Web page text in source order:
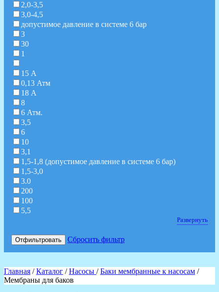
2,0-3,5
3,0-4,5
допустимое давление в системе 6 бар
3
30
1
15 А
0,13 Атм
18 А
8
6 Атм.
3,5
6
10
3,1
1,5-1,8 (допустимое давление в системе 6 бар)
1,5-3,0
3.0
200
100
5,5
Развернуть
Отфильтровать Сбросить фильтр
Главная /Каталог /Насосы /Баки мембранные к насосам /
Мембраны для баков